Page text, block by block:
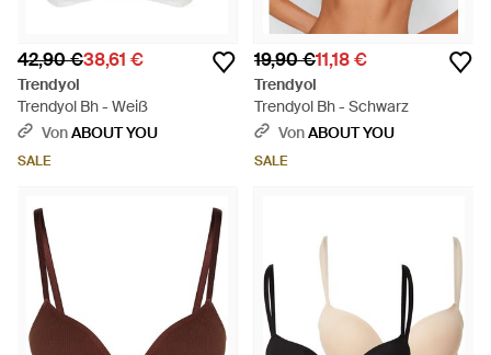
42,90 €38,61 €
Trendyol
Trendyol Bh - Weiß
VonABOUT YOU
SALE
19,90 €11,18 €
Trendyol
Trendyol Bh - Schwarz
VonABOUT YOU
SALE